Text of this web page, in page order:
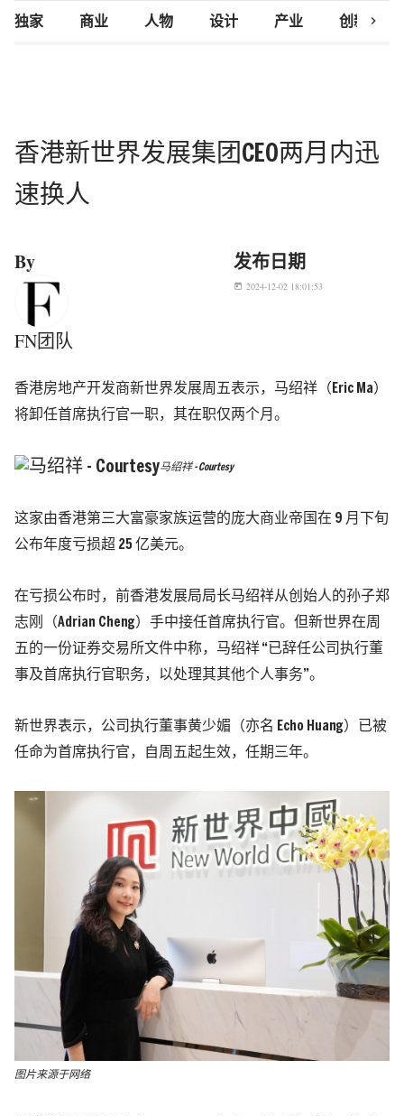
独家 商业 人物 设计 产业 创新研究
chevron_right
香港新世界发展集团CEO两月内迅
速换人
By
FN团队
发布日期
today 2024-12-02 18:01:53
香港房地产开发商新世界发展周五表示，马绍祥（Eric Ma）
将卸任首席执行官一职，其在职仅两个月。
马绍祥 - Courtesy
这家由香港第三大富豪家族运营的庞大商业帝国在 9 月下旬
公布年度亏损超 25 亿美元。
在亏损公布时，前香港发展局局长马绍祥从创始人的孙子郑
志刚（Adrian Cheng）手中接任首席执行官。但新世界在周
五的一份证券交易所文件中称，马绍祥 “已辞任公司执行董
事及首席执行官职务，以处理其其他个人事务”。
新世界表示，公司执行董事黄少媚（亦名 Echo Huang）已被
任命为首席执行官，自周五起生效，任期三年。
图片来源于网络